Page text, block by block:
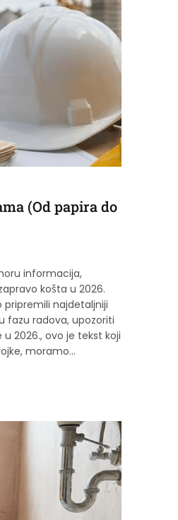
(Od papira do
informacija,
košta u 2026.
pripremili najdetaljniji
fazu radova, upozoriti
2026., ovo je tekst koji
moramo…